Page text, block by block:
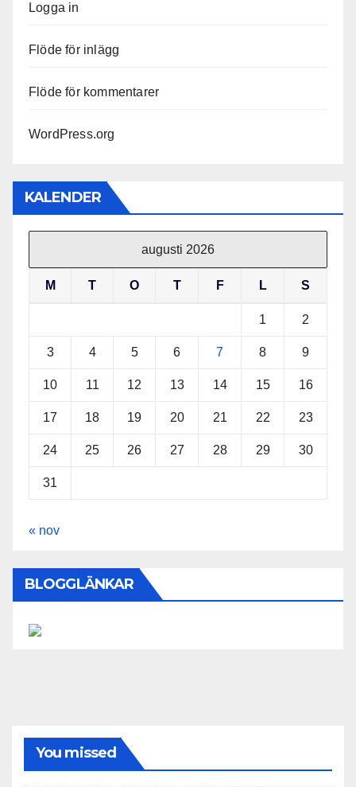
Logga in
Flöde för inlägg
Flöde för kommentarer
WordPress.org
KALENDER
augusti 2026
M T O T F L S
1 2
3 4 5 6 7 8 9
10 11 12 13 14 15 16
17 18 19 20 21 22 23
24 25 26 27 28 29 30
31
« nov
BLOGGLÄNKAR
You missed